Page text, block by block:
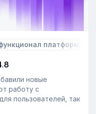
платформы
новые
работу с
пользователей, так